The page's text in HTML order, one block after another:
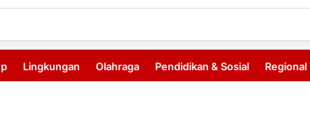
Lingkungan Olahraga Pendidikan & Sosial Regional